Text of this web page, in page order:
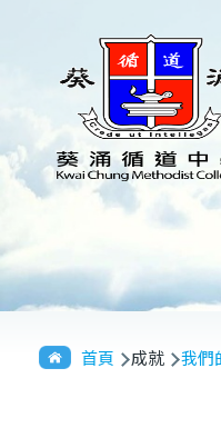
導
航 首頁 成就 我們